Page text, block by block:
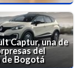
Captur, una de
del
de Bogotá